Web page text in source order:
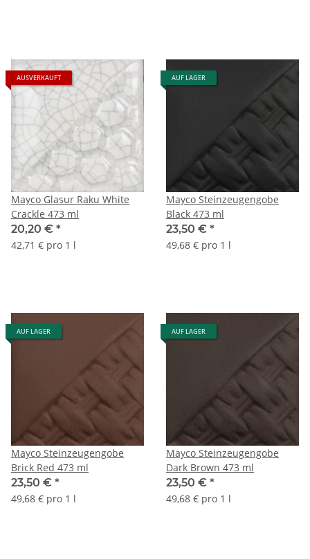
AUSVERKAUFT
Mayco Glasur Raku White
Crackle 473 ml
20,20 € *
42,71 € pro 1 l
AUF LAGER
Mayco Steinzeugengobe
Black 473 ml
23,50 € *
49,68 € pro 1 l
AUF LAGER
Mayco Steinzeugengobe
Brick Red 473 ml
23,50 € *
49,68 € pro 1 l
AUF LAGER
Mayco Steinzeugengobe
Dark Brown 473 ml
23,50 € *
49,68 € pro 1 l